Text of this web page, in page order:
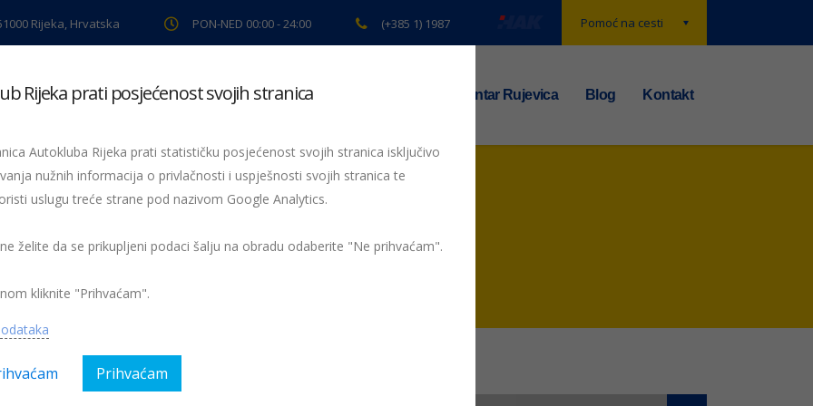
Pomoć na cesti
Rijeka, Hrvatska PON-NED 00:00 - 24:00 (+385 1) 1987
pregled Pomoć na cesti Servis Preventiva TS centar Rujevica Blog Kontakt
Vozači oprez; počinje škola
Rijeka prati posjećenost svojih stranica
Autokluba Rijeka prati statističku posjećenost svojih stranica isključivo
nužnih informacija o privlačnosti i uspješnosti svojih stranica te
uslugu treće strane pod nazivom Google Analytics.
želite da se prikupljeni podaci šalju na obradu odaberite "Ne prihvaćam".
kliknite "Prihvaćam".
Prihvaćam